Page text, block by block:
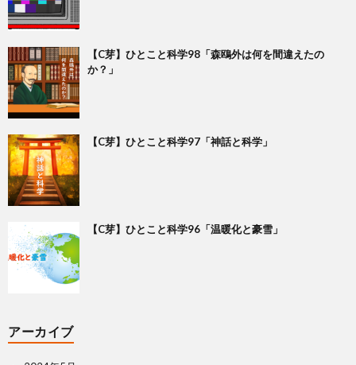
【C芽】ひとこと科学98「森鴎外は何を間違えたの
か？」
【C芽】ひとこと科学97「神話と科学」
【C芽】ひとこと科学96「温暖化と豪雪」
アーカイブ